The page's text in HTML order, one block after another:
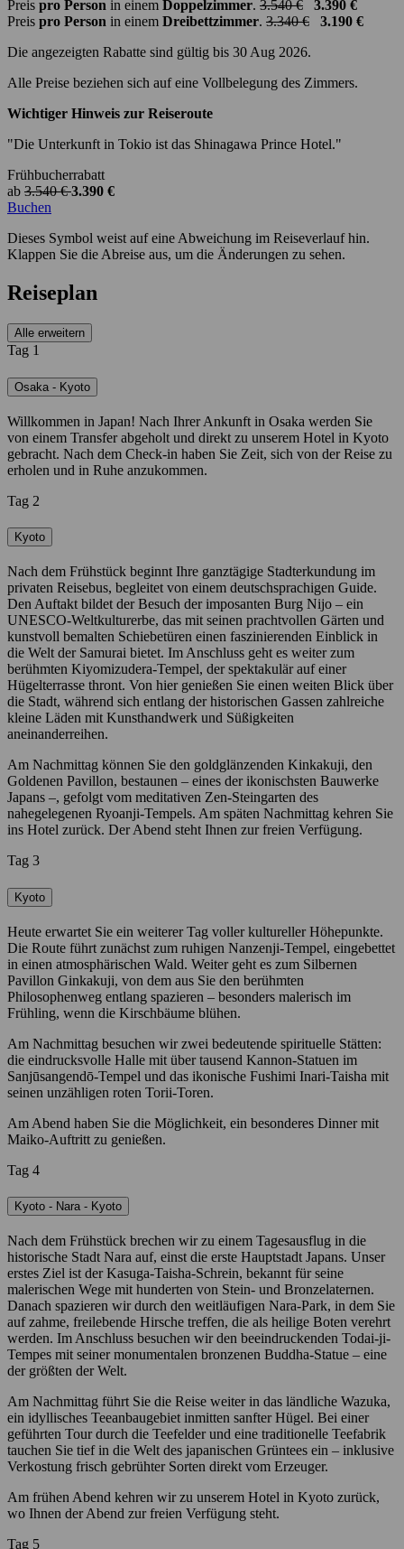
Preis pro Person in einem Doppelzimmer. 3.540 €
3.390 €
Preis pro Person in einem Dreibettzimmer. 3.340 €
3.190 €
Die angezeigten Rabatte sind gültig bis 30 Aug 2026.
Alle Preise beziehen sich auf eine Vollbelegung des Zimmers.
Wichtiger Hinweis zur Reiseroute
"Die Unterkunft in Tokio ist das Shinagawa Prince Hotel."
Frühbucherrabatt
ab 3.540 €3.390 €
Buchen
Dieses Symbol weist auf eine Abweichung im Reiseverlauf hin.
Klappen Sie die Abreise aus, um die Änderungen zu sehen.
Reiseplan
Alle erweitern
Tag 1
Osaka - Kyoto
Willkommen in Japan! Nach Ihrer Ankunft in Osaka werden Sie
von einem Transfer abgeholt und direkt zu unserem Hotel in Kyoto
gebracht. Nach dem Check-in haben Sie Zeit, sich von der Reise zu
erholen und in Ruhe anzukommen.
Tag 2
Kyoto
Nach dem Frühstück beginnt Ihre ganztägige Stadterkundung im
privaten Reisebus, begleitet von einem deutschsprachigen Guide.
Den Auftakt bildet der Besuch der imposanten Burg Nijo – ein
UNESCO-Weltkulturerbe, das mit seinen prachtvollen Gärten und
kunstvoll bemalten Schiebetüren einen faszinierenden Einblick in
die Welt der Samurai bietet. Im Anschluss geht es weiter zum
berühmten Kiyomizudera-Tempel, der spektakulär auf einer
Hügelterrasse thront. Von hier genießen Sie einen weiten Blick über
die Stadt, während sich entlang der historischen Gassen zahlreiche
kleine Läden mit Kunsthandwerk und Süßigkeiten
aneinanderreihen.
Am Nachmittag können Sie den goldglänzenden Kinkakuji, den
Goldenen Pavillon, bestaunen – eines der ikonischsten Bauwerke
Japans –, gefolgt vom meditativen Zen-Steingarten des
nahegelegenen Ryoanji-Tempels. Am späten Nachmittag kehren Sie
ins Hotel zurück. Der Abend steht Ihnen zur freien Verfügung.
Tag 3
Kyoto
Heute erwartet Sie ein weiterer Tag voller kultureller Höhepunkte.
Die Route führt zunächst zum ruhigen Nanzenji-Tempel, eingebettet
in einen atmosphärischen Wald. Weiter geht es zum Silbernen
Pavillon Ginkakuji, von dem aus Sie den berühmten
Philosophenweg entlang spazieren – besonders malerisch im
Frühling, wenn die Kirschbäume blühen.
Am Nachmittag besuchen wir zwei bedeutende spirituelle Stätten:
die eindrucksvolle Halle mit über tausend Kannon-Statuen im
Sanjūsangendō-Tempel und das ikonische Fushimi Inari-Taisha mit
seinen unzähligen roten Torii-Toren.
Am Abend haben Sie die Möglichkeit, ein besonderes Dinner mit
Maiko-Auftritt zu genießen.
Tag 4
Kyoto - Nara - Kyoto
Nach dem Frühstück brechen wir zu einem Tagesausflug in die
historische Stadt Nara auf, einst die erste Hauptstadt Japans. Unser
erstes Ziel ist der Kasuga-Taisha-Schrein, bekannt für seine
malerischen Wege mit hunderten von Stein- und Bronzelaternen.
Danach spazieren wir durch den weitläufigen Nara-Park, in dem Sie
auf zahme, freilebende Hirsche treffen, die als heilige Boten verehrt
werden. Im Anschluss besuchen wir den beeindruckenden Todai-ji-
Tempes mit seiner monumentalen bronzenen Buddha-Statue – eine
der größten der Welt.
Am Nachmittag führt Sie die Reise weiter in das ländliche Wazuka,
ein idyllisches Teeanbaugebiet inmitten sanfter Hügel. Bei einer
geführten Tour durch die Teefelder und eine traditionelle Teefabrik
tauchen Sie tief in die Welt des japanischen Grüntees ein – inklusive
Verkostung frisch gebrühter Sorten direkt vom Erzeuger.
Am frühen Abend kehren wir zu unserem Hotel in Kyoto zurück,
wo Ihnen der Abend zur freien Verfügung steht.
Tag 5